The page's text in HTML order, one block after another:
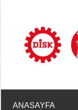
ANASAYFA